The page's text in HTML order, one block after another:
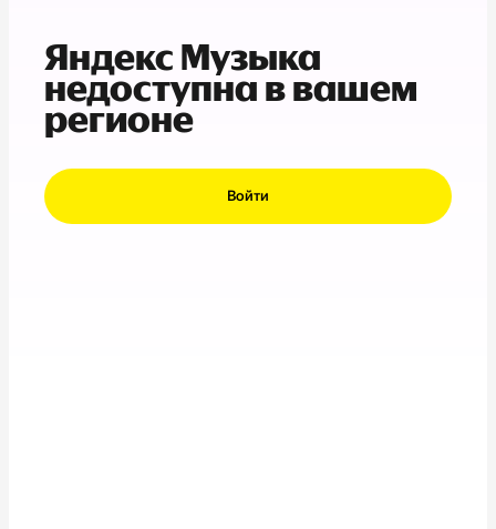
Яндекс Музыка
недоступна в вашем
регионе
Войти